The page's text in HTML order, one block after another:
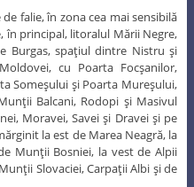
falie, în zona cea mai sensibilă
principal, litoralul Mării Negre,
Burgas, spaţiul dintre Nistru şi
cu Poarta Focşanilor,
Someşului şi Poarta Mureşului,
Balcani, Rodopi şi Masivul
Moravei, Savei şi Dravei şi pe
la est de Marea Neagră, la
Munţii Bosniei, la vest de Alpii
Slovaciei, Carpaţii Albi şi de